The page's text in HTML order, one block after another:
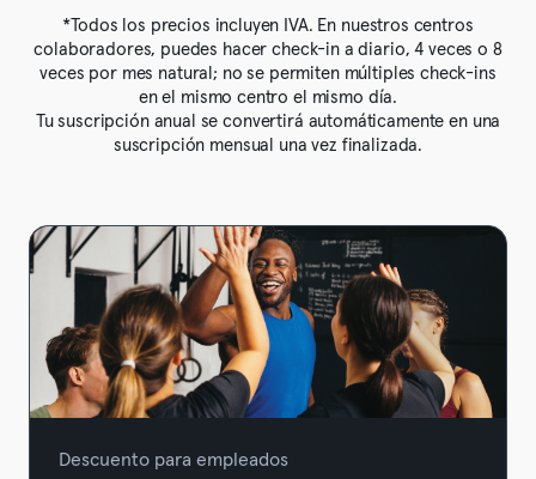
*Todos los precios incluyen IVA. En nuestros centros
colaboradores, puedes hacer check-in a diario, 4 veces o 8
veces por mes natural; no se permiten múltiples check-ins
en el mismo centro el mismo día.
Tu suscripción anual se convertirá automáticamente en una
suscripción mensual una vez finalizada.
Descuento para empleados